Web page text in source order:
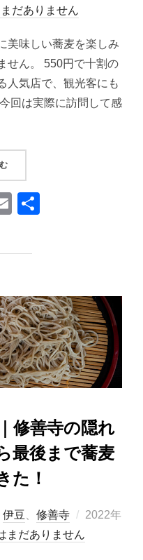
だありません
美味しい蕎麦を楽しみ
せん。 550円で十割の
人気店で、観光客にも
回は実際に訪問して感
“【修善寺ランチ】『さくだ』の十
E
ail
修善寺の隠れ
最後まで蕎麦
た！
伊豆 修善寺
投
2022年
まだありません